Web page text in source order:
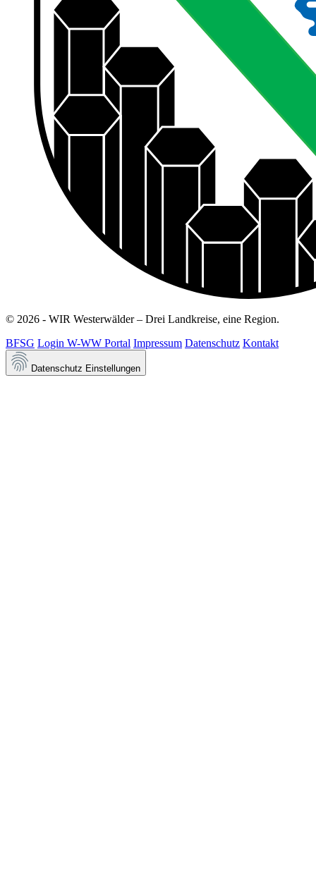
© 2026 - WIR Westerwälder – Drei Landkreise, eine Region.
BFSG Login W-WW Portal Impressum Datenschutz Kontakt
Datenschutz Einstellungen